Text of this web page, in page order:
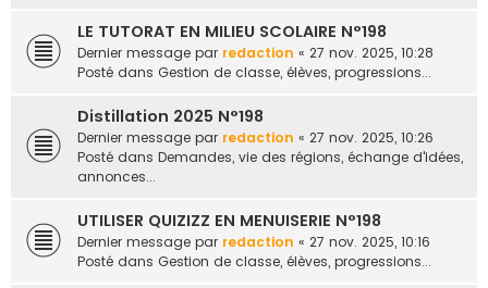
LE TUTORAT EN MILIEU SCOLAIRE N°198
Dernier message par redaction « 27 nov. 2025, 10:28
Posté dans Gestion de classe, élèves, progressions...
Distillation 2025 N°198
Dernier message par redaction « 27 nov. 2025, 10:26
Posté dans Demandes, vie des régions, échange d'idées,
annonces...
UTILISER QUIZIZZ EN MENUISERIE N°198
Dernier message par redaction « 27 nov. 2025, 10:16
Posté dans Gestion de classe, élèves, progressions...